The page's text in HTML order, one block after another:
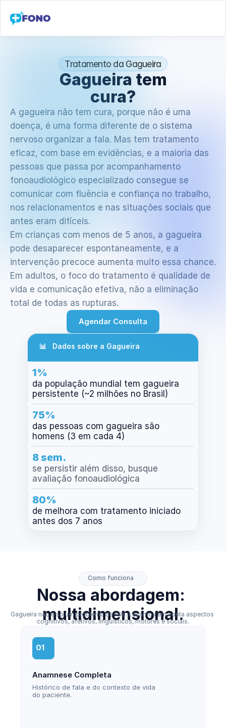
Tratamento da Gagueira
Gagueira tem
cura?
A gagueira não tem cura, porque não é uma
doença, é uma forma diferente de o sistema
nervoso organizar a fala. Mas tem tratamento
eficaz, com base em evidências, e a maioria das
pessoas que passa por acompanhamento
fonoaudiológico especializado consegue se
comunicar com fluência e confiança no trabalho,
nos relacionamentos e nas situações sociais que
antes eram difíceis.
Em crianças com menos de 5 anos, a gagueira
pode desaparecer espontaneamente, e a
intervenção precoce aumenta muito essa chance.
Em adultos, o foco do tratamento é qualidade de
vida e comunicação efetiva, não a eliminação
total de todas as rupturas.
Agendar Consulta
📊   Dados sobre a Gagueira
1%
da população mundial tem gagueira
persistente (~2 milhões no Brasil)
75%
das pessoas com gagueira são
homens (3 em cada 4)
8 sem.
se persistir além disso, busque
avaliação fonoaudiológica
80%
de melhora com tratamento iniciado
antes dos 7 anos
Como funciona
Nossa abordagem:
multidimensional.
Gagueira não é só um problema de fala. Levamos em conta aspectos
cognitivos, afetivos, linguísticos, motores e sociais.
01
Anamnese Completa
Histórico de fala e do contexto de vida
do paciente.